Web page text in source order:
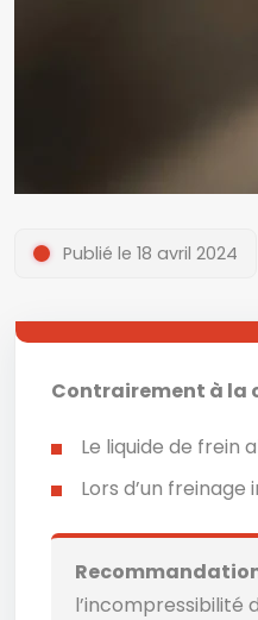
Publié le 18 avril 2024
Contrairement à la
Le liquide de frein
Lors d’un
l’incompressibilité